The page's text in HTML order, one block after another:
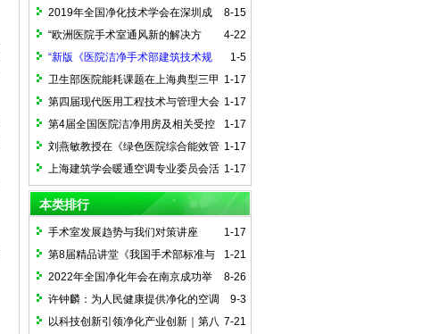
标准 ASHRAE 241，降低室内传染性气溶
胶传播风险
8-15
2019年全国净化技术学会在深圳成
功举行
4-22
“欧洲医院手术室通风新的解决方
案”技术交流会在沪举办
1-5
“新版《医院洁净手术部建筑技术规
范》与我们对策”的研讨会
1-17
卫生部医院能耗课题在上海典型三甲
医院完成能耗调研
1-17
第四届现代医用工程技术与管理大会
1-17
第4届全国医院洁净用房及相关受控
环境建设与管理学术论坛
1-17
刘燕敏教授在《绿色医院综合能效管
理应用》学习班上讲演
1-17
上海建筑学会暖通空调专业委员会活
动汇报
本类排行
1-17
手术室发展趋势与我们对策讲座
1-21
第8届精品讲堂《我国手术部标准与
国外标准比较》
8-26
2022年全国净化年会在南京成功举
办
9-3
许钟麟：为人民健康提供净化的空调
7-21
以科技创新引领净化产业创新｜第八